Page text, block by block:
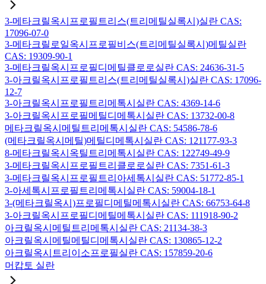
3-메타크릴옥시프로필트리스(트리메틸실록시)실란 CAS:
17096-07-0
3-메타크릴로일옥시프로필비스(트리메틸실록시)메틸실란
CAS: 19309-90-1
3-메타크릴옥시프로필디메틸클로로실란 CAS: 24636-31-5
3-아크릴옥시프로필트리스(트리메틸실록시)실란 CAS: 17096-
12-7
3-아크릴옥시프로필트리메톡시실란 CAS: 4369-14-6
3-아크릴옥시프로필메틸디메톡시실란 CAS: 13732-00-8
메타크릴옥시메틸트리메톡시실란 CAS: 54586-78-6
(메타크릴옥시메틸)메틸디메톡시실란 CAS: 121177-93-3
8-메타크릴옥시옥틸트리메톡시실란 CAS: 122749-49-9
3-메타크릴옥시프로필트리클로로실란 CAS: 7351-61-3
3-메타크릴옥시프로필트리아세톡시실란 CAS: 51772-85-1
3-아세톡시프로필트리메톡시실란 CAS: 59004-18-1
3-(메타크릴옥시)프로필디메틸메톡시실란 CAS: 66753-64-8
3-아크릴옥시프로필디메틸메톡시실란 CAS: 111918-90-2
아크릴옥시메틸트리메톡시실란 CAS: 21134-38-3
아크릴옥시메틸메틸디메톡시실란 CAS: 130865-12-2
아크릴옥시트리이소프로필실란 CAS: 157859-20-6
머캅토 실란